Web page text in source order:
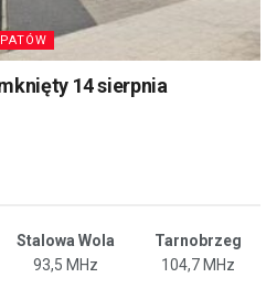
14 sierpnia
Stalowa Wola
Tarnobrzeg
93,5 MHz 104,7 MHz